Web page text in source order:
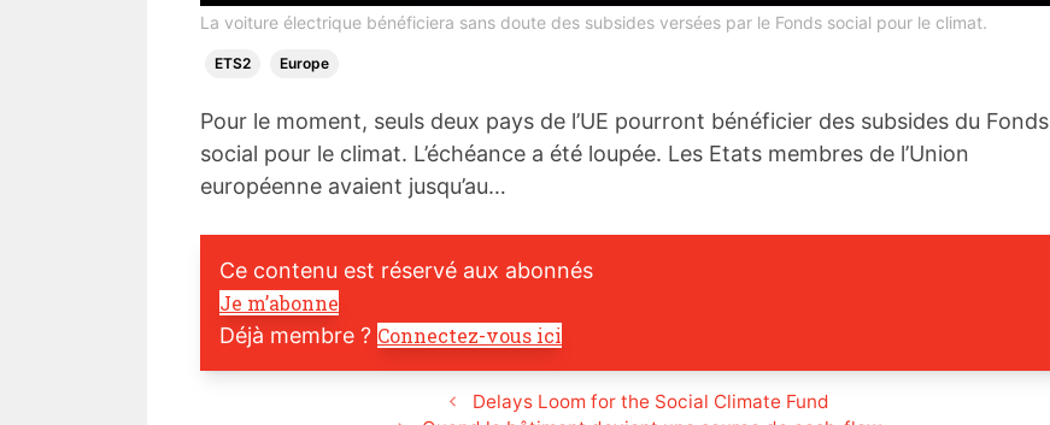
La voiture électrique bénéficiera sans doute des subsides versées par le Fonds social pour le climat.
ETS2 Europe
Pour le moment, seuls deux pays de l’UE pourront bénéficier des subsides du Fonds
social pour le climat. L’échéance a été loupée. Les Etats membres de l’Union
européenne avaient jusqu’au…
Ce contenu est réservé aux abonnés
Je m’abonne
Déjà membre ? Connectez-vous ici
Delays Loom for the Social Climate Fund